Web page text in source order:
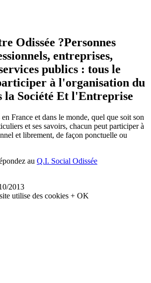
Odissée ?Personnes
entreprises,
publics : tous le
à l'organisation du
la Société Et l'Entreprise
France et dans le monde, quel que soit son
et ses savoirs, chacun peut participer à
et librement, de façon ponctuelle ou
au Q.I. Social Odissée
2013
utilise des cookies + OK